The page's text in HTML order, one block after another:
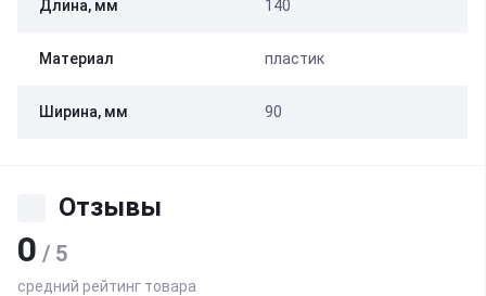
Длина, мм 140
Материал пластик
Ширина, мм 90
Отзывы
0 / 5
средний рейтинг товара